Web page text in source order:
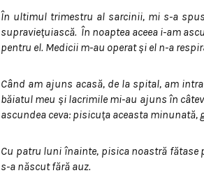
În ultimul trimestru al sarcinii, mi s-a
supravieţuiască. În noaptea aceea i-am
pentru el. Medicii m-au operat şi el n-a
Când am ajuns acasă, de la spital, am
băiatul meu şi lacrimile mi-au ajuns în
ascundea ceva: pisicuţa aceasta minunată,
Cu patru luni înainte, pisica noastră fătase
s-a născut fără auz.